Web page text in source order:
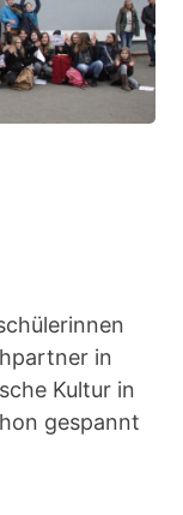
in
Kultur in
gespannt